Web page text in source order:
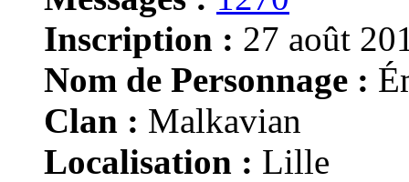
Inscription : 27 août
Nom de Personnage :
Clan : Malkavian
Localisation : Lille